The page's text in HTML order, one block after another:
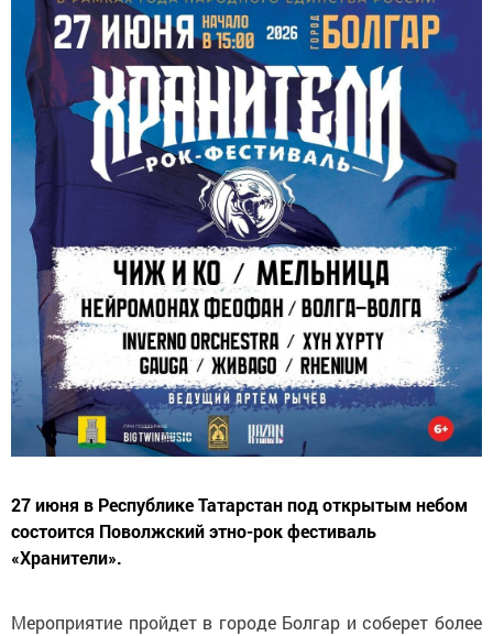
27 июня в Республике Татарстан под открытым небом
состоится Поволжский этно-рок фестиваль
«Хранители».
Мероприятие пройдет в городе Болгар и соберет более